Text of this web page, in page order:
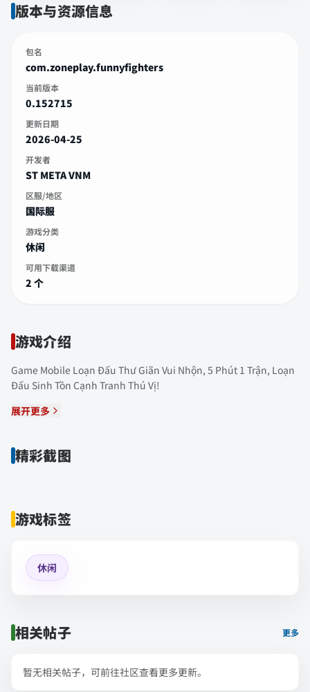
版本与资源信息
包名
com.zoneplay.funnyfighters
当前版本
0.152715
更新日期
2026-04-25
开发者
ST META VNM
区服/地区
国际服
游戏分类
休闲
可用下载渠道
2 个
游戏介绍
Game Mobile Loạn Đấu Thư Giãn Vui Nhộn, 5 Phút 1 Trận, Loạn
Đấu Sinh Tồn Cạnh Tranh Thú Vị!
展开更多
精彩截图
游戏标签
休闲
相关帖子 更多
暂无相关帖子，可前往社区查看更多更新。